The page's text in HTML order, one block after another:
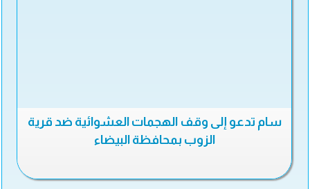
سام تدعو إلى وقف الهجمات العشوائية ضد قرية
الزوب بمحافظة البيضاء